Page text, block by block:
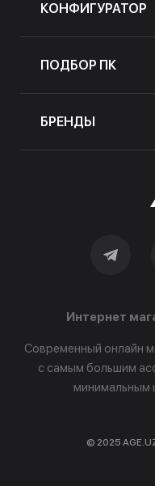
КОНФИГУРАТОР
ПОДБОР ПК
БРЕНДЫ
Интернет
Современный онлайн
с самым большим
минимальным
© 2025